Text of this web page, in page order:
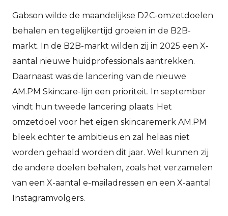
Gabson wilde de maandelijkse D2C-omzetdoelen
behalen en tegelijkertijd groeien in de B2B-
markt. In de B2B-markt wilden zij in 2025 een X-
aantal nieuwe huidprofessionals aantrekken.
Daarnaast was de lancering van de nieuwe
AM.PM Skincare-lijn een prioriteit. In september
vindt hun tweede lancering plaats. Het
omzetdoel voor het eigen skincaremerk AM.PM
bleek echter te ambitieus en zal helaas niet
worden gehaald worden dit jaar. Wel kunnen zij
de andere doelen behalen, zoals het verzamelen
van een X-aantal e-mailadressen en een X-aantal
Instagramvolgers.